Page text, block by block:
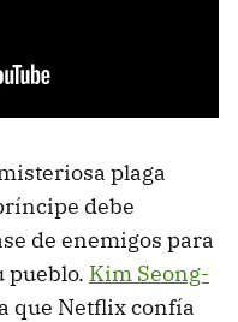
plaga
debe
de enemigos para
pueblo. Kim Seong-
que Netflix confía